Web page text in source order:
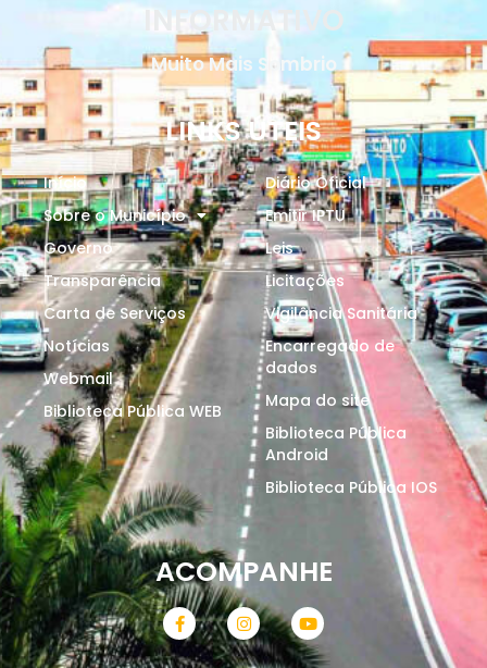
INFORMATIVO
Muito Mais Sombrio
LINKS ÚTEIS
Início
Sobre o Município
Governo
Transparência
Carta de Serviços
Notícias
Webmail
Biblioteca Pública WEB
Diário Oficial
Emitir IPTU
Leis
Licitações
Vigilância Sanitária
Encarregado de
dados
Mapa do site
Biblioteca Pública
Android
Biblioteca Pública IOS
ACOMPANHE